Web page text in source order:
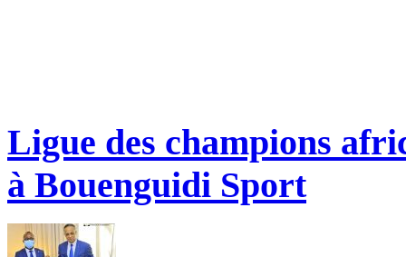
Ligue des champions
à Bouenguidi Sport